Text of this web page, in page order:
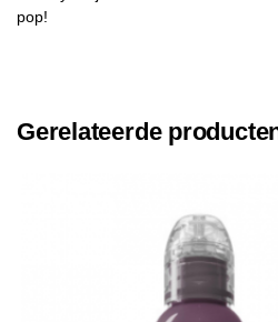
pop!
Gerelateerde